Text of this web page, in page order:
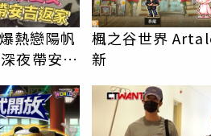
熱戀陽帆
楓之谷世界
新